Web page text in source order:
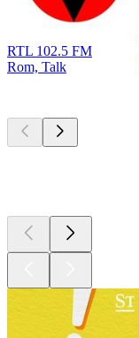
RTL 102.5 FM
Rom, Talk